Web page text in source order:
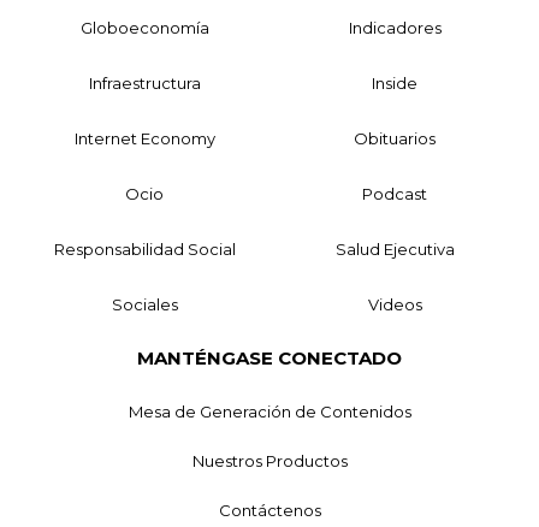
Globoeconomía Indicadores
Infraestructura Inside
Internet Economy Obituarios
Ocio Podcast
Responsabilidad Social Salud Ejecutiva
Sociales Videos
MANTÉNGASE CONECTADO
Mesa de Generación de Contenidos
Nuestros Productos
Contáctenos